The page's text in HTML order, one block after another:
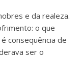
e da realeza.
o que
consequência de
ser o